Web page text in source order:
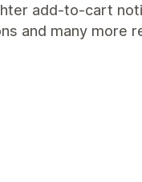
add-to-cart
and many more